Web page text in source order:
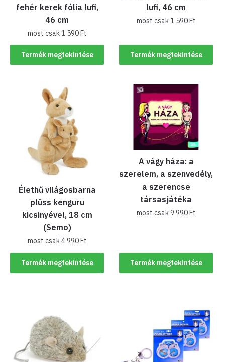
fehér kerek fólia lufi,
46 cm
most csak1 590Ft
Termék megtekintése
lufi, 46 cm
most csak1 590Ft
Termék megtekintése
Élethű világosbarna
plüss kenguru
kicsinyével, 18 cm
(Semo)
most csak4 990 Ft
Termék megtekintése
A vágy háza: a
szerelem, a szenvedély,
a szerencse
társasjátéka
most csak9 990Ft
Termék megtekintése